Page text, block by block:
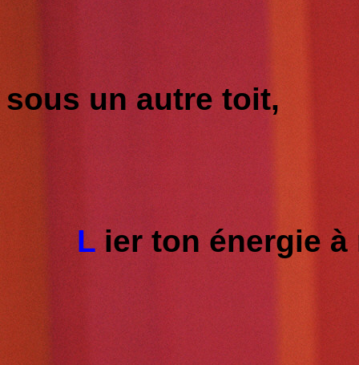
sous un autre toit,
Lier ton énergie à